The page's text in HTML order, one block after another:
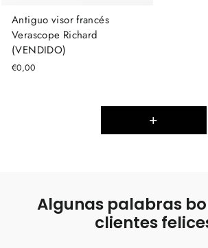
Antiguo visor francés
Verascope Richard
(VENDIDO)
€0,00
+
Algunas palabras
clientes